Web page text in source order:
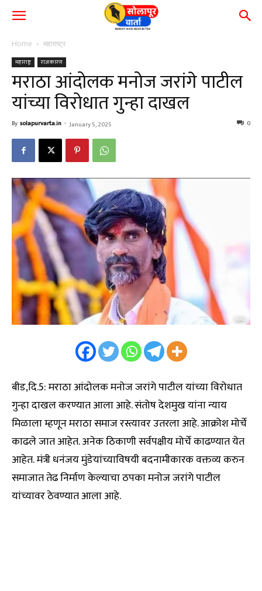
Home महाराष्ट्र
महाराष्ट्र राजकारण
मराठा आंदोलक मनोज जरांगे पाटील
यांच्या विरोधात गुन्हा दाखल
By solapurvarta.in - January 5, 2025 0
बीड,दि.5: मराठा आंदोलक मनोज जरांगे पाटील यांच्या विरोधात
गुन्हा दाखल करण्यात आला आहे. संतोष देशमुख यांना न्याय
मिळाला म्हणून मराठा समाज रस्त्यावर उतरला आहे. आक्रोश मोर्चे
काढले जात आहेत. अनेक ठिकाणी सर्वपक्षीय मोर्चे काढण्यात येत
आहेत. मंत्री धनंजय मुंडेयांच्याविषयी बदनामीकारक वक्तव्य करुन
समाजात तेढ निर्माण केल्याचा ठपका मनोज जरांगे पाटील
यांच्यावर ठेवण्यात आला आहे.